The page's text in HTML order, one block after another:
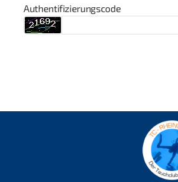
Authentifizierungscode